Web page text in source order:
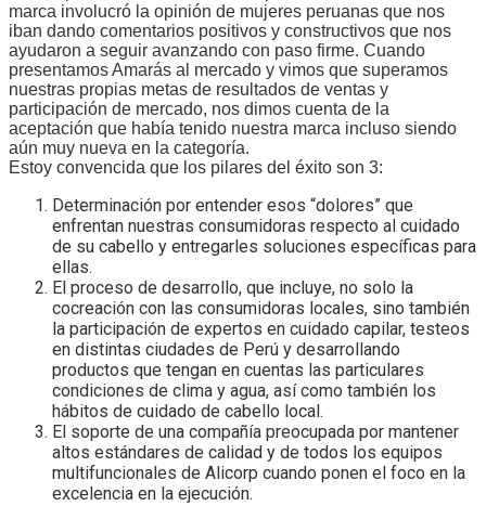
marca involucró la opinión de mujeres peruanas que nos
iban dando comentarios positivos y constructivos que nos
ayudaron a seguir avanzando con paso firme. Cuando
presentamos Amarás al mercado y vimos que superamos
nuestras propias metas de resultados de ventas y
participación de mercado, nos dimos cuenta de la
aceptación que había tenido nuestra marca incluso siendo
aún muy nueva en la categoría.
Estoy convencida que los pilares del éxito son 3:
Determinación por entender esos “dolores” que
enfrentan nuestras consumidoras respecto al cuidado
de su cabello y entregarles soluciones específicas para
ellas.
El proceso de desarrollo, que incluye, no solo la
cocreación con las consumidoras locales, sino también
la participación de expertos en cuidado capilar, testeos
en distintas ciudades de Perú y desarrollando
productos que tengan en cuentas las particulares
condiciones de clima y agua, así como también los
hábitos de cuidado de cabello local.
El soporte de una compañía preocupada por mantener
altos estándares de calidad y de todos los equipos
multifuncionales de Alicorp cuando ponen el foco en la
excelencia en la ejecución.